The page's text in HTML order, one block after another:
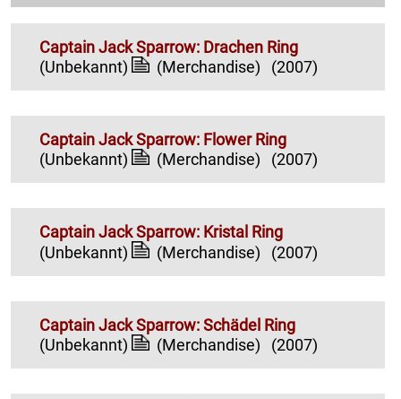
Captain Jack Sparrow: Drachen Ring
(Unbekannt)
(Merchandise) (2007)
Captain Jack Sparrow: Flower Ring
(Unbekannt)
(Merchandise) (2007)
Captain Jack Sparrow: Kristal Ring
(Unbekannt)
(Merchandise) (2007)
Captain Jack Sparrow: Schädel Ring
(Unbekannt)
(Merchandise) (2007)